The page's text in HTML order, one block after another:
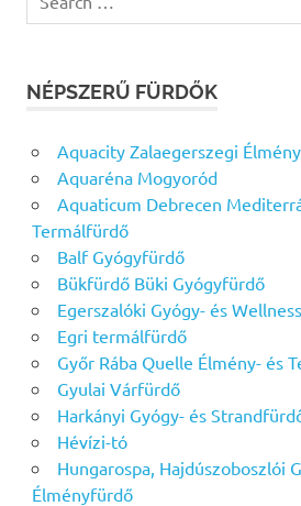
for:
NÉPSZERŰ FÜRDŐK
Aquacity Zalaegerszegi
Aquaréna Mogyoród
Aquaticum Debrecen
Termálfürdő
Balf Gyógyfürdő
Bükfürdő Büki Gyógyfürdő
Egerszalóki Gyógy- és
Egri termálfürdő
Győr Rába Quelle Élmény- és
Gyulai Várfürdő
Harkányi Gyógy- és
Hévízi-tó
Hungarospa, Hajdúszoboszlói
Élményfürdő